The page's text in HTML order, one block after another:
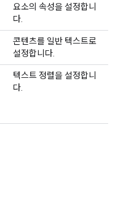
요소의 속성을 설정합니
다.
콘텐츠를 일반 텍스트로
설정합니다.
텍스트 정렬을 설정합니
다.